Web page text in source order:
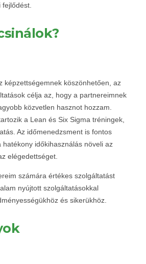
képzettségemnek köszönhetően, az
célja az, hogy a partnereimnek
közvetlen hasznot hozzam.
a Lean és Six Sigma tréningek,
Az időmenedzsment is fontos
időkihasználás növeli az
elégedettséget.
számára értékes szolgáltatást
nyújtott szolgáltatásokkal
és sikerükhöz.